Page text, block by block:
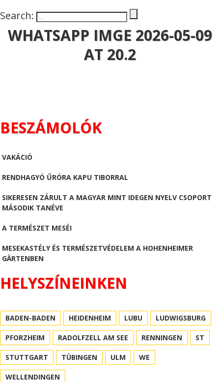
Search:
WHATSAPP IMGE 2026-05-09
AT 20.2
BESZÁMOLÓK
VAKÁCIÓ
RENDHAGYÓ ŰRÓRA KAPU TIBORRAL
SIKERESEN ZÁRULT A MAGYAR MINT IDEGEN NYELV CSOPORT
MÁSODIK TANÉVE
A TERMÉSZET MESÉI
MESEKASTÉLY ÉS TERMÉSZETVÉDELEM A HOHENHEIMER
GÄRTENBEN
HELYSZÍNEINKEN
BADEN-BADEN HEIDENHEIM LUBU LUDWIGSBURG
PFORZHEIM RADOLFZELL AM SEE RENNINGEN ST
STUTTGART TÜBINGEN ULM WE
WELLENDINGEN